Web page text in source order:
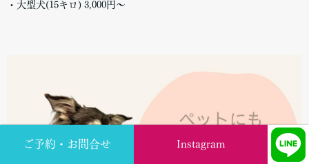
ご予約・お問合せ Instagram
・大型犬(15キロ) 3,000円～